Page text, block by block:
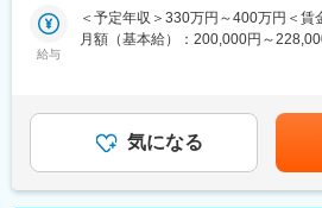
（2）半期ごとの評価で、頑張りが収
・評価は半年ごとに実施
■研修制度：
・入社直後～2週間 ： OJT形式で、
を身につけます。
を行っています。残業はほぼ無く、
です。
ベット数は60床あります。基本的に
となり、各種検査や手術なども予定
給与
＜予定年収＞330万円～400万円＜賃
月額（基本給）：200,000円～
までも目安の金額であり、選考を通
す。月給(月額)は固定手当を含めた
気になる